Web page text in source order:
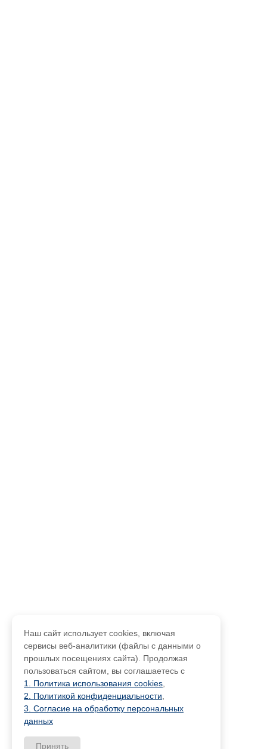
Наш сайт использует cookies, включая
сервисы веб-аналитики (файлы с данными о
прошлых посещениях сайта). Продолжая
пользоваться сайтом, вы соглашаетесь с
1. Политика использования cookies
2. Политикой конфиденциальности
3. Согласие на обработку персональных
данных
Принять